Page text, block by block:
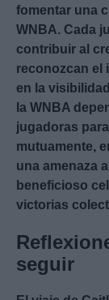
fomentar una
WNBA. Cada
contribuir al
reconozcan el
en la
la WNBA
jugadoras
mutuamente,
una amenaza
beneficioso
victorias
seguir